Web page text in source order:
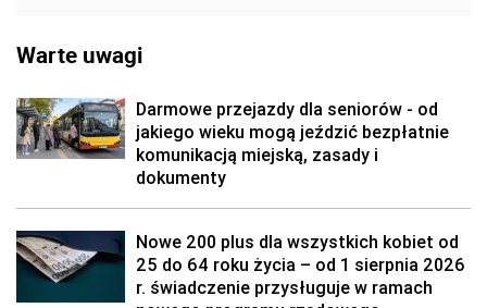
Warte uwagi
Darmowe przejazdy dla seniorów - od
jakiego wieku mogą jeździć bezpłatnie
komunikacją miejską, zasady i
dokumenty
Nowe 200 plus dla wszystkich kobiet od
25 do 64 roku życia – od 1 sierpnia 2026
r. świadczenie przysługuje w ramach